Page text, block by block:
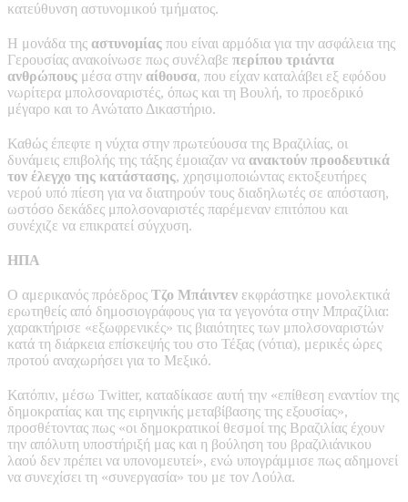
κατεύθυνση αστυνομικού τμήματος.
Η μονάδα της αστυνομίας που είναι αρμόδια για την ασφάλεια της
Γερουσίας ανακοίνωσε πως συνέλαβε περίπου τριάντα
ανθρώπους μέσα στην αίθουσα, που είχαν καταλάβει εξ εφόδου
νωρίτερα μπολσοναριστές, όπως και τη Βουλή, το προεδρικό
μέγαρο και το Ανώτατο Δικαστήριο.
Καθώς έπεφτε η νύχτα στην πρωτεύουσα της Βραζιλίας, οι
δυνάμεις επιβολής της τάξης έμοιαζαν να ανακτούν προοδευτικά
τον έλεγχο της κατάστασης, χρησιμοποιώντας εκτοξευτήρες
νερού υπό πίεση για να διατηρούν τους διαδηλωτές σε απόσταση,
ωστόσο δεκάδες μπολσοναριστές παρέμεναν επιτόπου και
συνέχιζε να επικρατεί σύγχυση.
ΗΠΑ
Ο αμερικανός πρόεδρος Τζο Μπάιντεν εκφράστηκε μονολεκτικά
ερωτηθείς από δημοσιογράφους για τα γεγονότα στην Μπραζίλια:
χαρακτήρισε «εξωφρενικές» τις βιαιότητες των μπολσοναριστών
κατά τη διάρκεια επίσκεψής του στο Τέξας (νότια), μερικές ώρες
προτού αναχωρήσει για το Μεξικό.
Κατόπιν, μέσω Twitter, καταδίκασε αυτή την «επίθεση εναντίον της
δημοκρατίας και της ειρηνικής μεταβίβασης της εξουσίας»,
προσθέτοντας πως «οι δημοκρατικοί θεσμοί της Βραζιλίας έχουν
την απόλυτη υποστήριξή μας και η βούληση του βραζιλιάνικου
λαού δεν πρέπει να υπονομευτεί», ενώ υπογράμμισε πως αδημονεί
να συνεχίσει τη «συνεργασία» του με τον Λούλα.